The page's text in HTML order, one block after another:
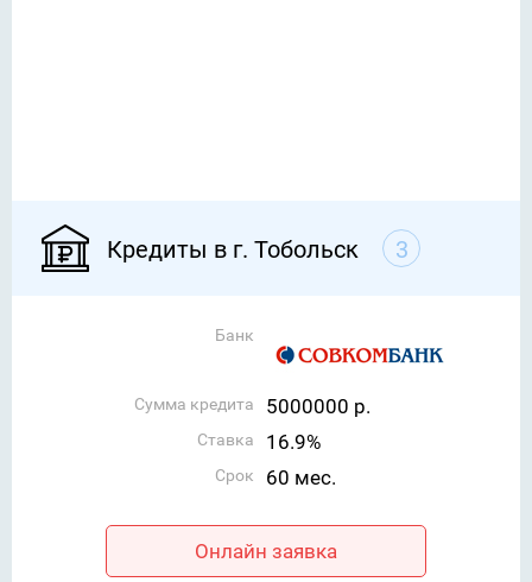
Кредиты в г. Тобольск 3
Банк
Сумма кредита 5000000 р.
Ставка 16.9%
Срок 60 мес.
Онлайн заявка